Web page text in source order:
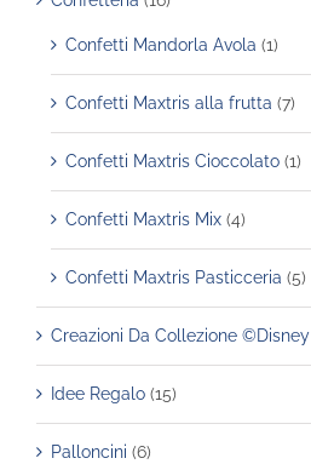
Confetti Mandorla Avola (1)
Confetti Maxtris alla frutta (7)
Confetti Maxtris Cioccolato (1)
Confetti Maxtris Mix (4)
Confetti Maxtris Pasticceria (5)
Creazioni Da Collezione ©Disney
Idee Regalo (15)
Palloncini (6)